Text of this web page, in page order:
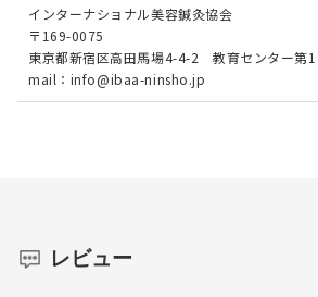
インターナショナル美容鍼灸協会
〒169-0075
東京都新宿区高田馬場4-4-2 教育センター第1
mail：info@ibaa-ninsho.jp
レビュー